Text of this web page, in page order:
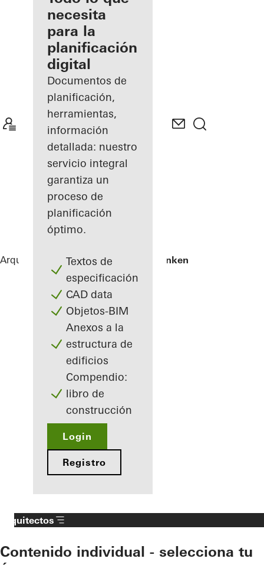
registrado
Descubre
mi área
de
trabajo
necesita
para la
planificación
digital
Documentos de
planificación,
herramientas,
información
detallada: nuestro
servicio integral
garantiza un
proceso de
planificación
óptimo.
Textos de
especificación
CAD data
Objetos-BIM
Anexos a la
estructura de
edificios
Compendio:
libro de
construcción
Login
Registro
Arquitectos ReferenciasSkamlingsbanken
Arquitectos
Contenido individual - selecciona tu